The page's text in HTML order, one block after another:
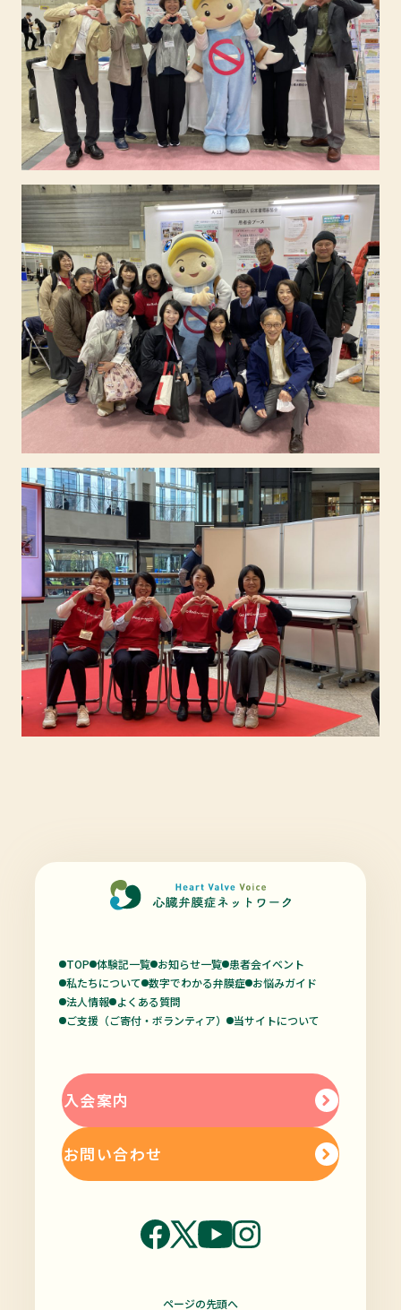
TOP 体験記一覧 お知らせ一覧 患者会イベント
私たちについて 数字でわかる弁膜症 お悩みガイド
法人情報 よくある質問
ご支援（ご寄付・ボランティア）
当サイトについて
入会案内
お問い合わせ
ページの先頭へ